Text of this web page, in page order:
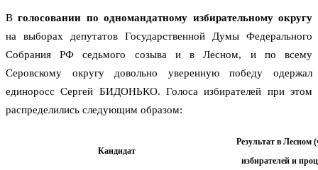
Вголосовании по одномандатному избирательному округу
на выборах депутатов Государственной Думы Федерального
Собрания РФ седьмого созыва и в Лесном, и по всему
Серовскому округу довольно уверенную победу одержал
единоросс Сергей БИДОНЬКО. Голоса избирателей при этом
распределились следующим образом:
Кандидат
Результат в Лесном
избирателей и